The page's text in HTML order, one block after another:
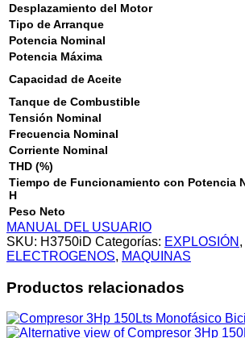
Desplazamiento del Motor
Tipo de Arranque
Potencia Nominal
Potencia Máxima
Capacidad de Aceite
Tanque de Combustible
Tensión Nominal
Frecuencia Nominal
Corriente Nominal
THD (%)
Tiempo de Funcionamiento con Potencia
H
Peso Neto
MANUAL DEL USUARIO
SKU: H3750iD Categorías: EXPLOSIÓN ,
ELECTROGENOS, MAQUINAS
Productos relacionados